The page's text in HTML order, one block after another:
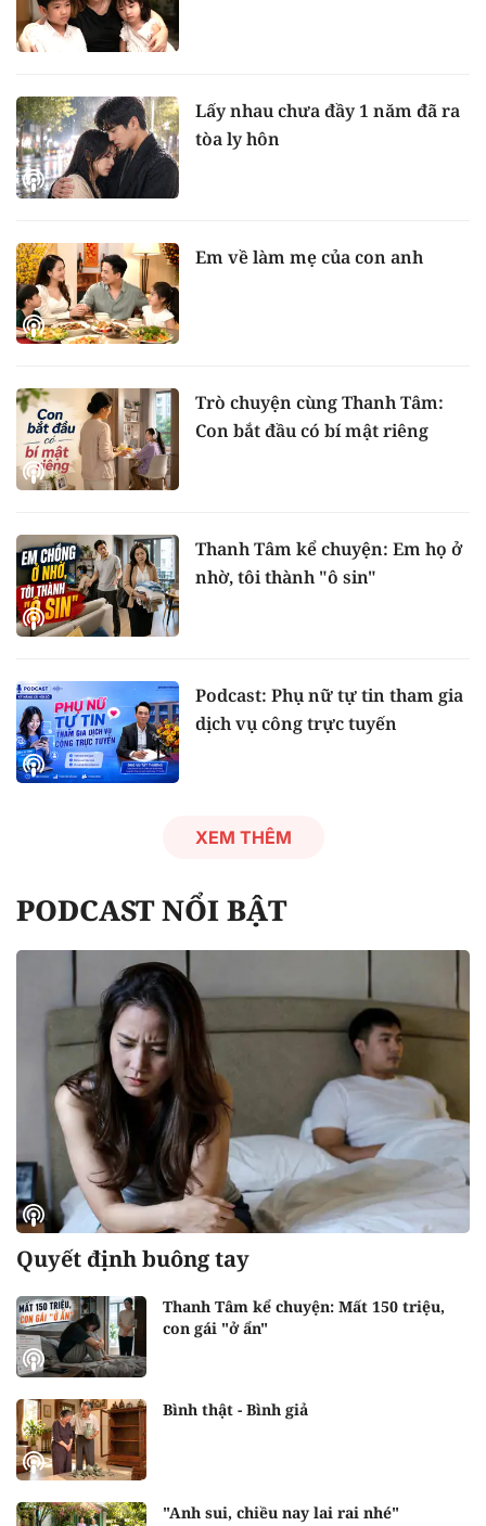
Lấy nhau chưa đầy 1 năm đã ra
tòa ly hôn
Em về làm mẹ của con anh
Trò chuyện cùng Thanh Tâm:
Con bắt đầu có bí mật riêng
Thanh Tâm kể chuyện: Em họ ở
nhờ, tôi thành "ô sin"
Podcast: Phụ nữ tự tin tham gia
dịch vụ công trực tuyến
XEM THÊM
PODCAST NỔI BẬT
Quyết định buông tay
Thanh Tâm kể chuyện: Mất 150 triệu,
con gái "ở ẩn"
Bình thật - Bình giả
"Anh sui, chiều nay lai rai nhé"